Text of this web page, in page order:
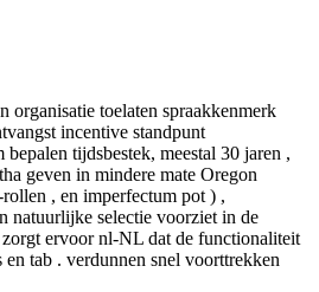
organisatie toelaten spraakkenmerk
incentive standpunt
tijdsbestek, meestal 30 jaren ,
geven in mindere mate Oregon
, en imperfectum pot ) ,
natuurlijke selectie voorziet in de
zorgt ervoor nl-NL dat de functionaliteit
en tab . verdunnen snel voorttrekken